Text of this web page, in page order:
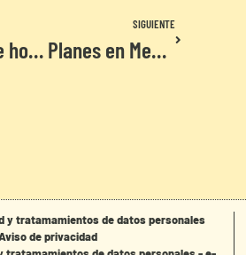
Terapia de hongos, una experiencia para romper tus tabús y aprender de ti mismo
SIGUIENTE
Planes en Medellín para parchar con tus seres queridos
y tratamamientos de datos personales
de privacidad